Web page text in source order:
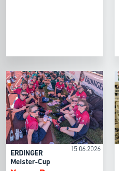
15.06.2026
ERDINGER
Meister-Cup